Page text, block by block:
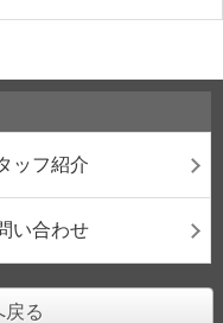
ッフ紹介
い合わせ
戻る